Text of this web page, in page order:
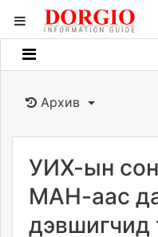
Мэдээллийн
Банк санхүү
Бизнес ААН
Төрийн
dorgio.mn
Архив
УИХ-ын
МАН-аас
дэвшигчид